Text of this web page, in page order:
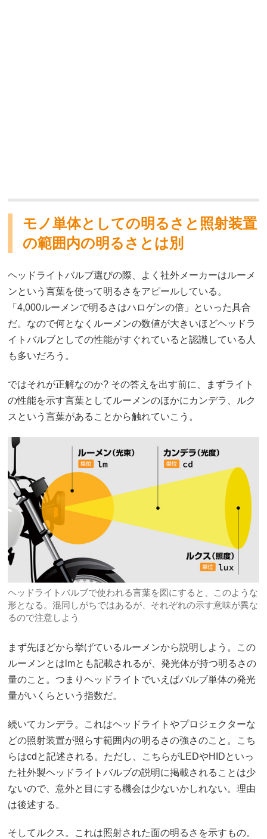
モノ単体としての明るさと照射装置
の範囲内の明るさとは別
ヘッドライトバルブ選びの際、よく社外メーカーはルーメ
ンという言葉を使って明るさをアピールしている。
「4,000ルーメンで明るさはハロゲンの倍」といった具合
だ。なので何となくルーメンの数値が大きいほどヘッドラ
イトバルブとしての性能がすぐれていると認識している人
も多いだろう。
ではそれが正解なのか? その答えを出す前に、まずライト
の性能を示す言葉としてルーメンのほかにカンデラ、ルク
スという言葉があることから触れていこう。
ヘッドライトバルブで使われる言葉を図にすると、このような
形となる。混同しがちではあるが、それぞれの示す意味が異な
るので注意しよう
まず先ほどから挙げているルーメンから説明しよう。この
ルーメンとはlmとも記載されるが、発光体が持つ明るさの
量のこと。つまりヘッドライトでいえばバルブ単体の発光
量がいくらという指数だ。
続いてカンデラ。これはヘッドライトやプロジェクターな
どの照射装置が照らす範囲内の明るさの強さのこと。こち
らはcdと記述される。ただし、こちらがLEDやHIDといっ
た社外製ヘッドライトバルブの説明に掲載されることは少
ないので、意外と目にする機会は少ないかしれない。理由
は後述する。
そしてルクス。これは照射された面の明るさを示すもの。